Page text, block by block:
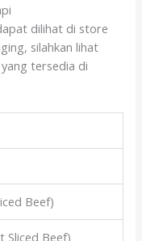
dilihat di store
silahkan lihat
tersedia di
Beef)
Sliced Beef)